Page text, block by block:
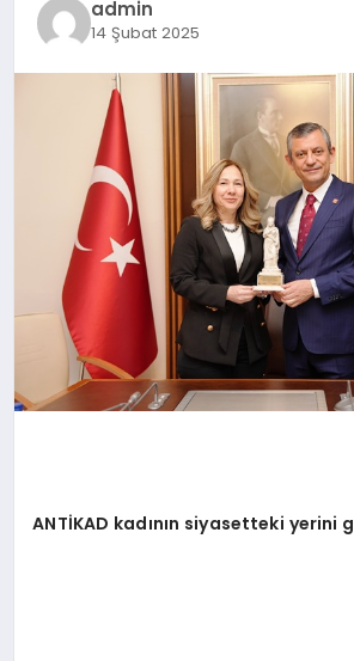
admin
14 Şubat 2025
ANTİKAD kadının siyasetteki yerini g